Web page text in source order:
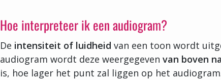
Hoe interpreteer ik een audiogram?
De intensiteit of luidheid van een toon wordt
audiogram wordt deze weergegeven van boven
is, hoe lager het punt zal liggen op het